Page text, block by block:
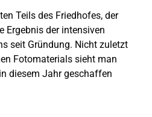
Teils des Friedhofes, der
Ergebnis der intensiven
seit Gründung. Nicht zuletzt
Fotomaterials sieht man
diesem Jahr geschaffen